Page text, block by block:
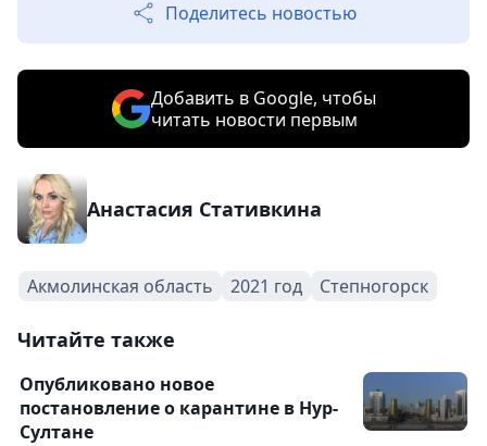
Поделитесь новостью
Добавить в Google, чтобы
читать новости первым
Анастасия Стативкина
Акмолинская область 2021 год Степногорск
Читайте также
Опубликовано новое
постановление о карантине в Нур-
Султане